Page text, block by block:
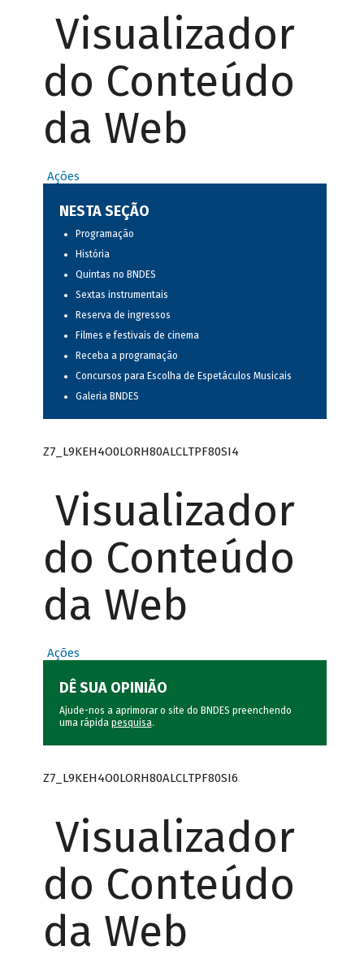
Visualizador
do Conteúdo
da Web
Ações
NESTA SEÇÃO
Programação
História
Quintas no BNDES
Sextas instrumentais
Reserva de ingressos
Filmes e festivais de cinema
Receba a programação
Concursos para Escolha de Espetáculos Musicais
Galeria BNDES
Z7_L9KEH4O0LORH80ALCLTPF80SI4
Visualizador
do Conteúdo
da Web
Ações
DÊ SUA OPINIÃO
Ajude-nos a aprimorar o site do BNDES preenchendo
uma rápida pesquisa.
Z7_L9KEH4O0LORH80ALCLTPF80SI6
Visualizador
do Conteúdo
da Web